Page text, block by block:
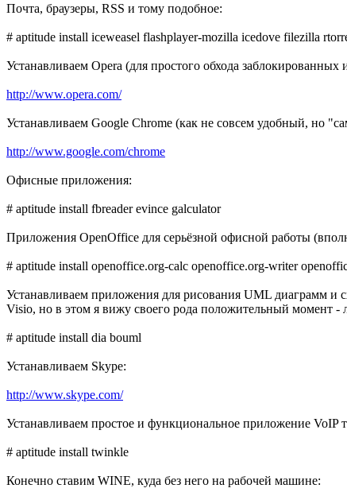
Почта, браузеры, RSS и тому подобное:
# aptitude install iceweasel flashplayer-mozilla icedove filezilla
Устанавливаем Opera (для простого обхода заблокированных
http://www.opera.com/
Устанавливаем Google Chrome (как не совсем удобный, но
http://www.google.com/chrome
Офисные приложения:
# aptitude install fbreader evince galculator
Приложения OpenOffice для серьёзной офисной работы
# aptitude install openoffice.org-calc openoffice.org-writer
Устанавливаем приложения для рисования UML диаграмм и
Visio, но в этом я вижу своего рода положительный момент
# aptitude install dia bouml
Устанавливаем Skype:
http://www.skype.com/
Устанавливаем простое и функциональное приложение VoIP
# aptitude install twinkle
Конечно ставим WINE, куда без него на рабочей машине: